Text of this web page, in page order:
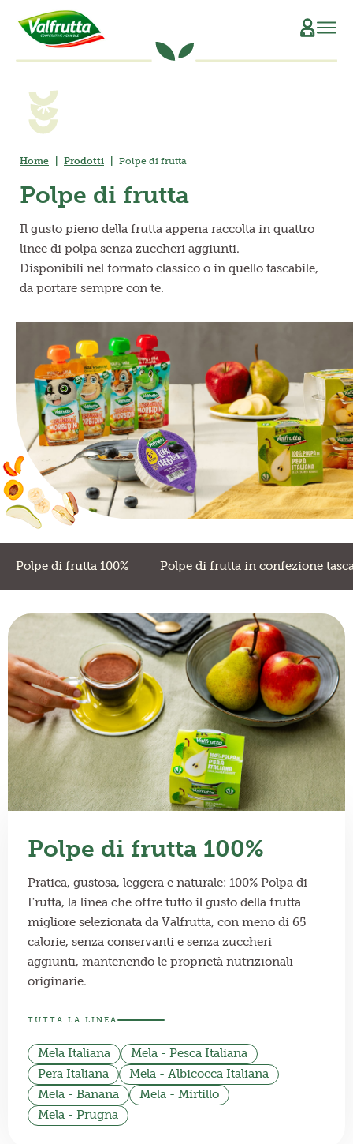
Il Manifesto
La Filiera Produttiva
Le Persone
La Storia
Il Sociale
SCOPRI L’ORIGINE
SOSTENIBILITÀ
PRODOTTI
Verdure e Legumi conservati
Conserve di pomodoro
Succhi di frutta
Frutta in pezzi
Polpe di frutta
Linea BIO
Prodotti freschi
RICETTE
MAGAZINE
Home Prodotti Polpe di frutta
Polpe di frutta
Il gusto pieno della frutta appena raccolta in quattro
linee di polpa senza zuccheri aggiunti.
Disponibili nel formato classico o in quello tascabile,
da portare sempre con te.
Polpe di frutta 100% Polpe di frutta in confezione
Polpe di frutta 100%
Pratica, gustosa, leggera e naturale: 100% Polpa di
Frutta, la linea che offre tutto il gusto della frutta
migliore selezionata da Valfrutta, con meno di 65
calorie, senza conservanti e senza zuccheri
aggiunti, mantenendo le proprietà nutrizionali
originarie.
TUTTA LA LINEA
Mela Italiana
Mela - Pesca Italiana
Pera Italiana
Mela - Albicocca Italiana
Mela - Banana
Mela - Mirtillo
Mela - Prugna